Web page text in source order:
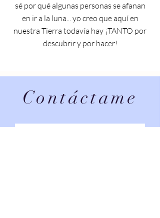
sé por qué algunas personas se afanan
en ir a la luna... yo creo que aquí en
nuestra Tierra todavía hay ¡TANTO por
descubrir y por hacer!
Contáctame